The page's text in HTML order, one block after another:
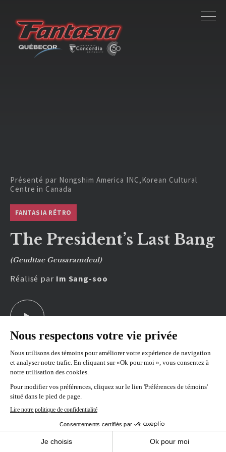
Présenté par Nongshim America INC,Korean Cultural
Centre in Canada
FANTASIA RÉTRO
The President’s Last Bang
(Geudttae Geusaramdeul)
Réalisé par Im Sang-soo
REPRÉSENTATIONS